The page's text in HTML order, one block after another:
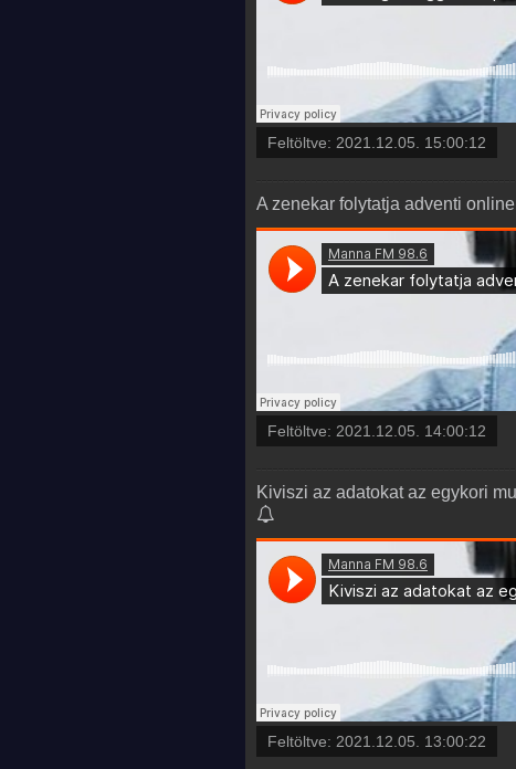
Feltöltve: 2021.12.05. 15:00:12
A zenekar folytatja adventi
Feltöltve: 2021.12.05. 14:00:12
Kiviszi az adatokat az egykori
Feltöltve: 2021.12.05. 13:00:22